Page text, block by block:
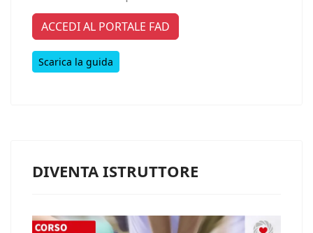
ACCEDI AL PORTALE FAD
Scarica la guida
DIVENTA ISTRUTTORE